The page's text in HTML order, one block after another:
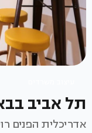
תל אביב
אדריכלית הפנים